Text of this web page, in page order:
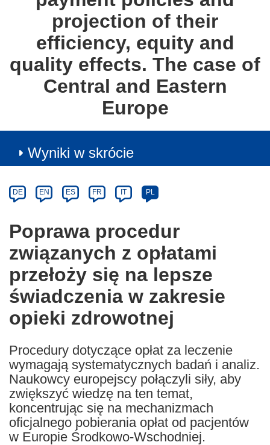
projection of their
efficiency, equity and
quality effects. The case of
Central and Eastern
Europe
Wyniki w skrócie
Category
Article
available
the
following
languages:
DE EN ES FR IT PL
Poprawa procedur
związanych z opłatami
przełoży się na lepsze
świadczenia w zakresie
opieki zdrowotnej
Procedury dotyczące opłat za leczenie
wymagają systematycznych badań i analiz.
Naukowcy europejscy połączyli siły, aby
zwiększyć wiedzę na ten temat,
koncentrując się na mechanizmach
oficjalnego pobierania opłat od pacjentów
w Europie Środkowo-Wschodniej.